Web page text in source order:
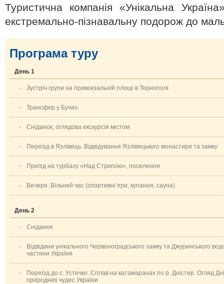
Туристична компанія «Унікальна
екстремально-пізнавальну подорож до
Програма туру
День 1
- Зустріч групи на привокзальній площі в Тернополі
- Трансфер у Бучач.
- Сніданок, оглядова екскурсія містом.
- Переїзд в Язлівець. Відвідування Язлівецького монастиря та замку
- Приїзд на турбазу «Над Стрипою», поселення
- Вечеря. Вільний час (спортивні ігри, купання, сауна)
День 2
- Сніданок
-
Відвідини унікального Червоноградського замку та Джуринського
частини України
-
Переїзд до с. Устечко. Сплав на катамаранах по р. Дністер. Огляд
природних чудес України